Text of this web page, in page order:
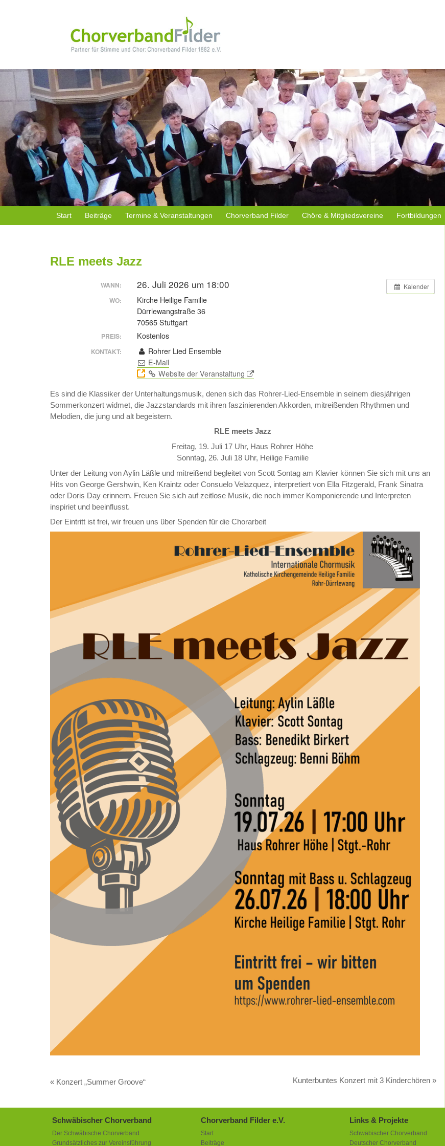
Start Beiträge Termine & Veranstaltungen Chorverband Filder Chöre & Mitgliedsvereine Fortbildungen
RLE meets Jazz
Kalender
WANN: 26. Juli 2026 um 18:00
WO:
Kirche Heilige Familie
Dürrlewangstraße 36
70565 Stuttgart
PREIS: Kostenlos
KONTAKT:
Rohrer Lied Ensemble
E-Mail
Website der Veranstaltung
Es sind die Klassiker der Unterhaltungsmusik, denen sich das Rohrer-Lied-Ensemble in seinem diesjährigen
Sommerkonzert widmet, die Jazzstandards mit ihren faszinierenden Akkorden, mitreißenden Rhythmen und
Melodien, die jung und alt begeistern.
RLE meets Jazz
Freitag, 19. Juli 17 Uhr, Haus Rohrer Höhe
Sonntag, 26. Juli 18 Uhr, Heilige Familie
Unter der Leitung von Aylin Läßle und mitreißend begleitet von Scott Sontag am Klavier können Sie sich mit uns an
Hits von George Gershwin, Ken Kraintz oder Consuelo Velazquez, interpretiert von Ella Fitzgerald, Frank Sinatra
oder Doris Day erinnern. Freuen Sie sich auf zeitlose Musik, die noch immer Komponierende und Interpreten
inspiriet und beeinflusst.
Der Eintritt ist frei, wir freuen uns über Spenden für die Chorarbeit
« Konzert „Summer Groove“ Kunterbuntes Konzert mit 3 Kinderchören »
Schwäbischer Chorverband
Der Schwäbische Chorverband
Grundsätzliches zur Vereinsführung
Chorverband Filder e.V.
Start
Beiträge
Links & Projekte
Schwäbischer Chorverband
Deutscher Chorverband